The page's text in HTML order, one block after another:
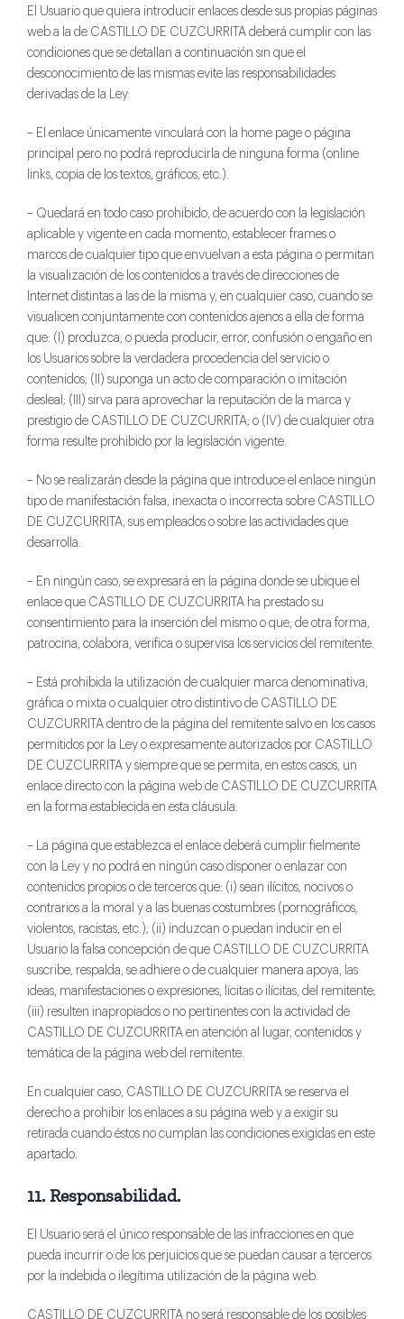
El Usuario que quiera introducir enlaces desde sus propias páginas
web a la de CASTILLO DE CUZCURRITA deberá cumplir con las
condiciones que se detallan a continuación sin que el
desconocimiento de las mismas evite las responsabilidades
derivadas de la Ley:
– El enlace únicamente vinculará con la home page o página
principal pero no podrá reproducirla de ninguna forma (online
links, copia de los textos, gráficos, etc.).
– Quedará en todo caso prohibido, de acuerdo con la legislación
aplicable y vigente en cada momento, establecer frames o
marcos de cualquier tipo que envuelvan a esta página o permitan
la visualización de los contenidos a través de direcciones de
Internet distintas a las de la misma y, en cualquier caso, cuando se
visualicen conjuntamente con contenidos ajenos a ella de forma
que: (I) produzca, o pueda producir, error, confusión o engaño en
los Usuarios sobre la verdadera procedencia del servicio o
contenidos; (II) suponga un acto de comparación o imitación
desleal; (III) sirva para aprovechar la reputación de la marca y
prestigio de CASTILLO DE CUZCURRITA; o (IV) de cualquier otra
forma resulte prohibido por la legislación vigente.
– No se realizarán desde la página que introduce el enlace ningún
tipo de manifestación falsa, inexacta o incorrecta sobre CASTILLO
DE CUZCURRITA, sus empleados o sobre las actividades que
desarrolla.
– En ningún caso, se expresará en la página donde se ubique el
enlace que CASTILLO DE CUZCURRITA ha prestado su
consentimiento para la inserción del mismo o que, de otra forma,
patrocina, colabora, verifica o supervisa los servicios del remitente.
– Está prohibida la utilización de cualquier marca denominativa,
gráfica o mixta o cualquier otro distintivo de CASTILLO DE
CUZCURRITA dentro de la página del remitente salvo en los casos
permitidos por la Ley o expresamente autorizados por CASTILLO
DE CUZCURRITA y siempre que se permita, en estos casos, un
enlace directo con la página web de CASTILLO DE CUZCURRITA
en la forma establecida en esta cláusula.
– La página que establezca el enlace deberá cumplir fielmente
con la Ley y no podrá en ningún caso disponer o enlazar con
contenidos propios o de terceros que: (i) sean ilícitos, nocivos o
contrarios a la moral y a las buenas costumbres (pornográficos,
violentos, racistas, etc.); (ii) induzcan o puedan inducir en el
Usuario la falsa concepción de que CASTILLO DE CUZCURRITA
suscribe, respalda, se adhiere o de cualquier manera apoya, las
ideas, manifestaciones o expresiones, lícitas o ilícitas, del remitente;
(iii) resulten inapropiados o no pertinentes con la actividad de
CASTILLO DE CUZCURRITA en atención al lugar, contenidos y
temática de la página web del remitente.
En cualquier caso, CASTILLO DE CUZCURRITA se reserva el
derecho a prohibir los enlaces a su página web y a exigir su
retirada cuando éstos no cumplan las condiciones exigidas en este
apartado.
11. Responsabilidad.
El Usuario será el único responsable de las infracciones en que
pueda incurrir o de los perjuicios que se puedan causar a terceros
por la indebida o ilegítima utilización de la página web.
CASTILLO DE CUZCURRITA no será responsable de los posibles